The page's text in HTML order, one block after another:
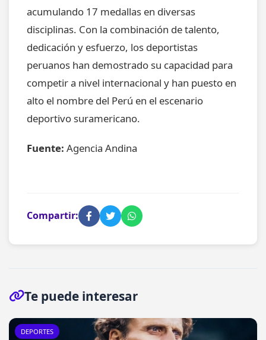
acumulando 17 medallas en diversas
disciplinas. Con la combinación de talento,
dedicación y esfuerzo, los deportistas
peruanos han demostrado su capacidad para
competir a nivel internacional y han puesto en
alto el nombre del Perú en el escenario
deportivo suramericano.
Fuente: Agencia Andina
Compartir:
Te puede interesar
DEPORTES